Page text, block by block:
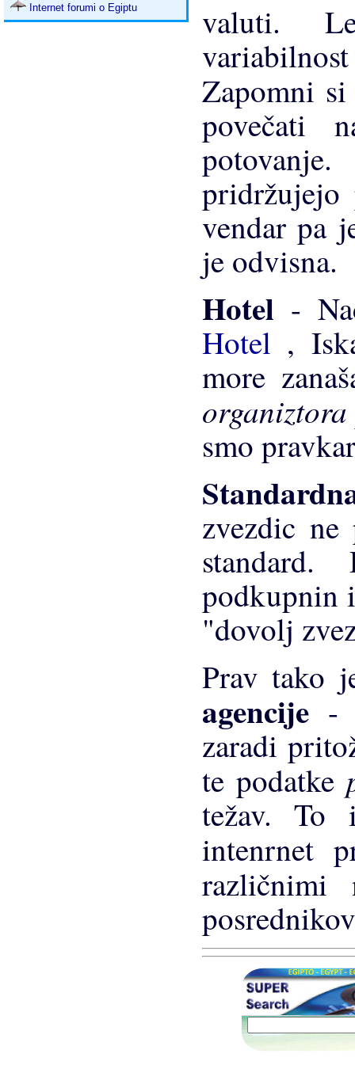
Internet forumi o Egiptu
valuti.
Zapomni
povečati
pridržujejo
vendar pa
je odvisna.
Hotel -
Hotel ,
more
smo
zvezdic
podkupnin
"dovolj
Prav tako
agencije -
zaradi
te podatke
težav. To
intenrnet